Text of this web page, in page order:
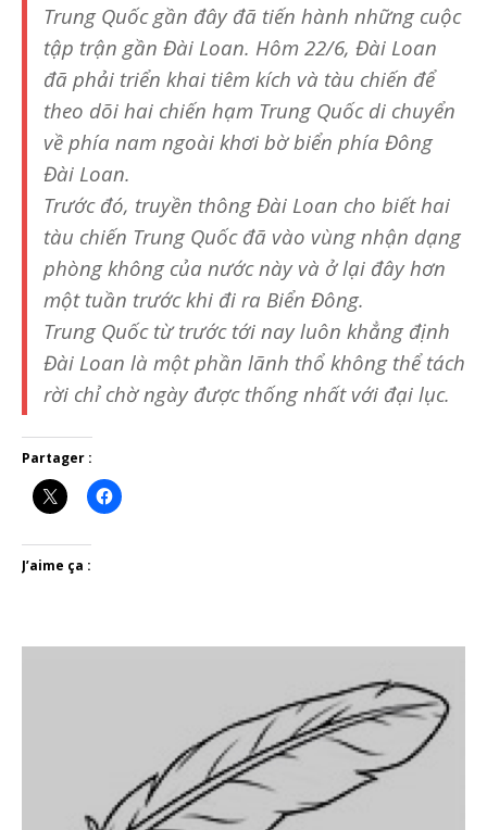
Trung Quốc gần đây đã tiến hành những cuộc
tập trận gần Đài Loan. Hôm 22/6, Đài Loan
đã phải triển khai tiêm kích và tàu chiến để
theo dõi hai chiến hạm Trung Quốc di chuyển
về phía nam ngoài khơi bờ biển phía Đông
Đài Loan.
Trước đó, truyền thông Đài Loan cho biết hai
tàu chiến Trung Quốc đã vào vùng nhận dạng
phòng không của nước này và ở lại đây hơn
một tuần trước khi đi ra Biển Đông.
Trung Quốc từ trước tới nay luôn khẳng định
Đài Loan là một phần lãnh thổ không thể tách
rời chỉ chờ ngày được thống nhất với đại lục.
Partager :
J’aime ça :